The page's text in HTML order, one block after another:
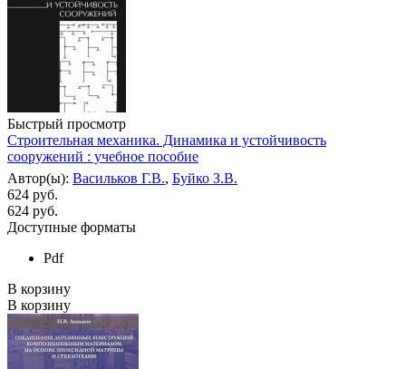
Быстрый просмотр
Строительная механика. Динамика и устойчивость
сооружений : учебное пособие
Автор(ы): Васильков Г.В., Буйко З.В.
624 руб.
624 руб.
Доступные форматы
Pdf
В корзину
В корзину